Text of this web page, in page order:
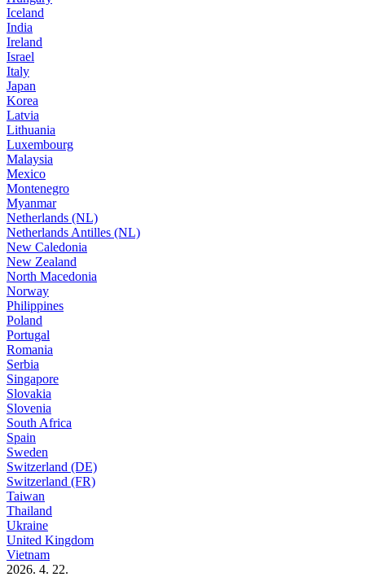
Iceland
India
Ireland
Israel
Italy
Japan
Korea
Latvia
Lithuania
Luxembourg
Malaysia
Mexico
Montenegro
Myanmar
Netherlands (NL)
Netherlands Antilles (NL)
New Caledonia
New Zealand
North Macedonia
Norway
Philippines
Poland
Portugal
Romania
Serbia
Singapore
Slovakia
Slovenia
South Africa
Spain
Sweden
Switzerland (DE)
Switzerland (FR)
Taiwan
Thailand
Ukraine
United Kingdom
Vietnam
2026. 4. 22.